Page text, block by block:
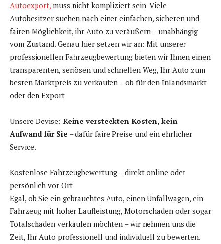
Autoexport, muss nicht kompliziert sein. Viele
Autobesitzer suchen nach einer einfachen, sicheren und
fairen Möglichkeit, ihr Auto zu veräußern – unabhängig
vom Zustand. Genau hier setzen wir an: Mit unserer
professionellen Fahrzeugbewertung bieten wir Ihnen einen
transparenten, seriösen und schnellen Weg, Ihr Auto zum
besten Marktpreis zu verkaufen – ob für den Inlandsmarkt
oder den Export
Unsere Devise: Keine versteckten Kosten, kein
Aufwand für Sie – dafür faire Preise und ein ehrlicher
Service.
Kostenlose Fahrzeugbewertung – direkt online oder
persönlich vor Ort
Egal, ob Sie ein gebrauchtes Auto, einen Unfallwagen, ein
Fahrzeug mit hoher Laufleistung, Motorschaden oder sogar
Totalschaden verkaufen möchten – wir nehmen uns die
Zeit, Ihr Auto professionell und individuell zu bewerten.